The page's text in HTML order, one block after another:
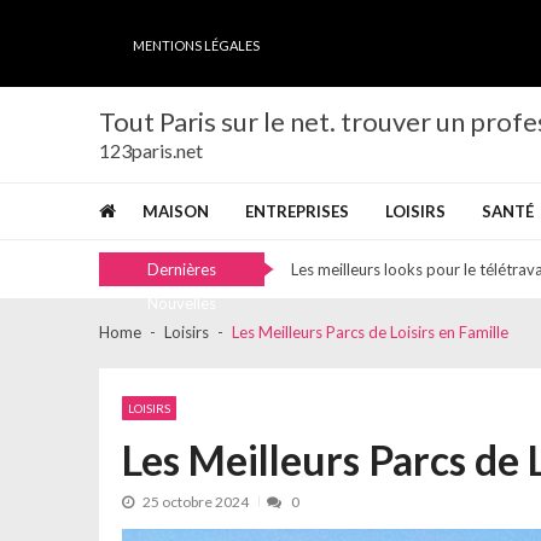
MENTIONS LÉGALES
Tout Paris sur le net. trouver un
123paris.net
MAISON ENTREPRISES LOISIRS SANTÉ
Dernières
Peptides de collagène en France :
Les critères indispensables pour
Les meilleurs looks pour le
Les points faibles de votre maison à
Les meilleurs looks pour le télétravail
Peptides de collagène en France :
Home Loisirs Les Meilleurs Parcs de Loisirs en Famille
LOISIRS
Les Meilleurs Parcs de
25 octobre 2024 0